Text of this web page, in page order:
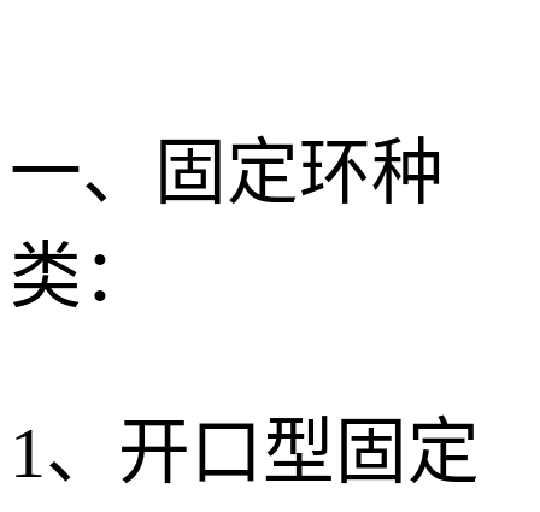
一、
固定环种
类：
1、 开口型固定